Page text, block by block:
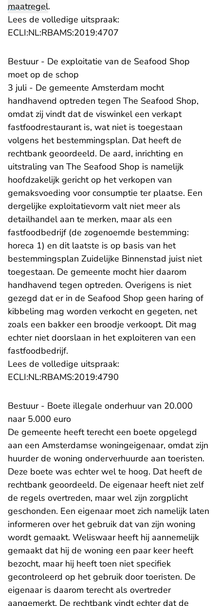
maatregel.
Lees de volledige uitspraak:
ECLI:NL:RBAMS:2019:4707
Bestuur - De exploitatie van de Seafood Shop
moet op de schop
3 juli - De gemeente Amsterdam mocht
handhavend optreden tegen The Seafood Shop,
omdat zij vindt dat de viswinkel een verkapt
fastfoodrestaurant is, wat niet is toegestaan
volgens het bestemmingsplan. Dat heeft de
rechtbank geoordeeld. De aard, inrichting en
uitstraling van The Seafood Shop is namelijk
hoofdzakelijk gericht op het verkopen van
gemaksvoeding voor consumptie ter plaatse. Een
dergelijke exploitatievorm valt niet meer als
detailhandel aan te merken, maar als een
fastfoodbedrijf (de zogenoemde bestemming:
horeca 1) en dit laatste is op basis van het
bestemmingsplan Zuidelijke Binnenstad juist niet
toegestaan. De gemeente mocht hier daarom
handhavend tegen optreden. Overigens is niet
gezegd dat er in de Seafood Shop geen haring of
kibbeling mag worden verkocht en gegeten, net
zoals een bakker een broodje verkoopt. Dit mag
echter niet doorslaan in het exploiteren van een
fastfoodbedrijf.
Lees de volledige uitspraak:
ECLI:NL:RBAMS:2019:4790
Bestuur - Boete illegale onderhuur van 20.000
naar 5.000 euro
De gemeente heeft terecht een boete opgelegd
aan een Amsterdamse woningeigenaar, omdat zijn
huurder de woning onderverhuurde aan toeristen.
Deze boete was echter wel te hoog. Dat heeft de
rechtbank geoordeeld. De eigenaar heeft niet zelf
de regels overtreden, maar wel zijn zorgplicht
geschonden. Een eigenaar moet zich namelijk laten
informeren over het gebruik dat van zijn woning
wordt gemaakt. Weliswaar heeft hij aannemelijk
gemaakt dat hij de woning een paar keer heeft
bezocht, maar hij heeft toen niet specifiek
gecontroleerd op het gebruik door toeristen. De
eigenaar is daarom terecht als overtreder
aangemerkt. De rechtbank vindt echter dat de